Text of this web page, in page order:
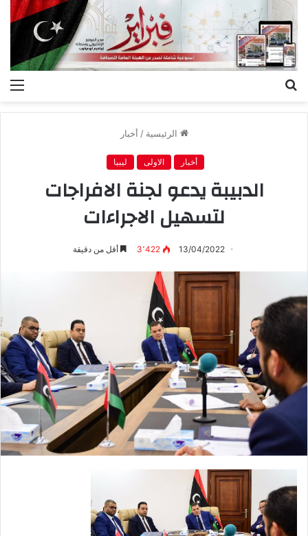
الرئيسية / أخبار
أخبار الاولى ليبيا
الدبيبة يدعو لجنة الافراجات
لتسهيل الاجراءات
13/04/2022 3٬422 أقل من دقيقة